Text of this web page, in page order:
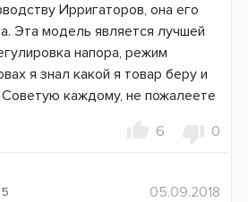
воды
Ирригаторов, она его
Эта модель является лучшей
напора, режим
я знал какой я товар беру и
Советую каждому, не пожалеете
6 0
5
05.09.2018